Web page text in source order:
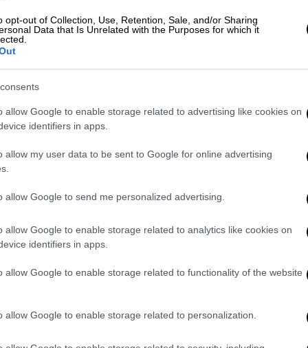
opt-out of Collection, Use, Retention, Sale, and/or Sharing
Data that Is Unrelated with the Purposes for which it
allow Google to enable storage related to advertising like cookies on
identifiers in apps.
allow my user data to be sent to Google for online advertising
allow Google to send me personalized advertising.
allow Google to enable storage related to analytics like cookies on
identifiers in apps.
allow Google to enable storage related to functionality of the website
allow Google to enable storage related to personalization.
του, κροκοδείλια δάκρυα από τους
από τους δικούς του, ο Γιώργος
του προκάλεσε ξανά κραυγές και
στοιχεία, τα οποία οι κακόπιστοι και
δούνε κάποιον να προκόβει τον
ακόμα και τους ανθρώπους που
που μετεξελίχτηκε σε εκδότη και
του – βγάλτε στυλό και πάρτε χαρτί κι
Eden Star, στοΜόντε Κάρλοπλάι στο
Tower, γείτονας με την Οικογένεια
Αριστοτέλης Ωνάσης στο Νο 641 της 5ης
διαμέρισμα βρίσκεται στον 28ο όροφο
ευρώ!